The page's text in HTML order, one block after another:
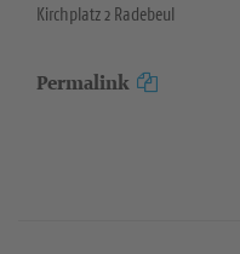
Kirchplatz 2 Radebeul
Permalink